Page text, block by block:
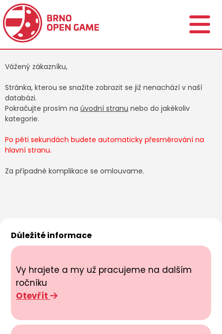
Vážený zákazníku,
Stránka, kterou se snažite zobrazit se již nenachází v naší
databázi.
Pokračujte prosím na úvodní stranu nebo do jakékoliv
kategorie.
Po pěti sekundách budete automaticky přesměrování na
hlavní stranu.
Za případné komplikace se omlouvame.
Důležité informace
Vy hrajete a my už pracujeme na dalším
ročníku
Otevřít